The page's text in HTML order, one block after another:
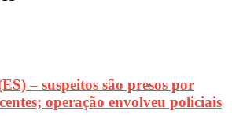
– suspeitos são presos por
operação envolveu policiais